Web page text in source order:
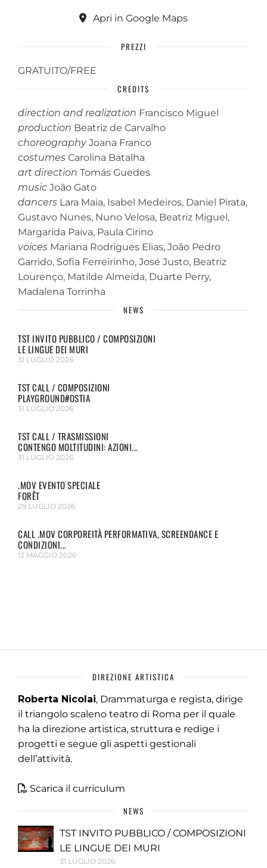
Apri in Google Maps
PREZZI
GRATUITO/FREE
CREDITS
direction and realization Francisco Miguel
production Beatriz de Carvalho
choreographyJoana Franco
costumes Carolina Batalha
art direction Tomás Guedes
music João Gato
dancers Lara Maia, Isabel Medeiros, Daniel Pirata,
Gustavo Nunes, Nuno Velosa, Beatriz Miguel,
Margarida Paiva, Paula Cirino
voices Mariana Rodrigues Elias, João Pedro
Garrido, Sofia Ferreirinho, José Justo, Beatriz
Lourenço, Matilde Almeida, Duarte Perry,
Madalena Torrinha
NEWS
TST INVITO PUBBLICO / COMPOSIZIONI
LE LINGUE DEI MURI
31 LUGLIO 2026
TST CALL / COMPOSIZIONI
PLAYGROUND#OSTIA
31 LUGLIO 2026
TST CALL / TRASMISSIONI
CONTENGO MOLTITUDINI: AZIONI...
31 LUGLIO 2026
.MOV EVENTO SPECIALE
FORÊT
29 LUGLIO 2026
CALL .MOV CORPOREITÀ PERFORMATIVA, SCREENDANCE E
CONDIZIONI...
12 MAGGIO 2026
DIREZIONE ARTISTICA
Roberta Nicolai, Drammaturga e regista, dirige
il triangolo scaleno teatro di Roma per il quale
ha la direzione artistica, struttura e redige i
progetti e segue gli aspetti gestionali
dell’attività.
Scarica il curriculum
NEWS
TST INVITO PUBBLICO / COMPOSIZIONI
LE LINGUE DEI MURI
31 LUGLIO 2026